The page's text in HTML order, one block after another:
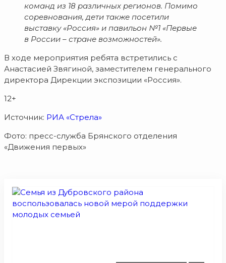
команд из 18 различных регионов. Помимо
соревнования, дети также посетили
выставку «Россия» и павильон №1 «Первые
в России – стране возможностей».
В ходе мероприятия ребята встретились с
Анастасией Звягиной, заместителем генерального
директора Дирекции экспозиции «Россия».
12+
Источник: РИА «Стрела»
Фото: пресс-служба Брянского отделения
«Движения первых»